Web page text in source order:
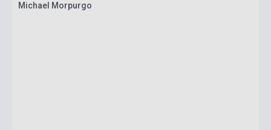
Michael Morpurgo